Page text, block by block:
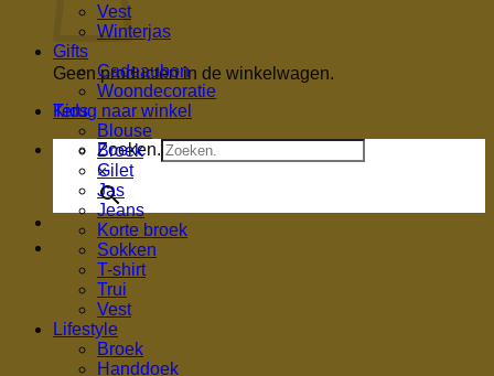
Geen producten in de winkelwagen.
Terug naar winkel
Zoeken.
×
Vest
Winterjas
Gifts
Cadeaubon
Woondecoratie
Kids
Blouse
Broek
Gilet
Jas
Jeans
Korte broek
Sokken
T-shirt
Trui
Vest
Lifestyle
Broek
Handdoek